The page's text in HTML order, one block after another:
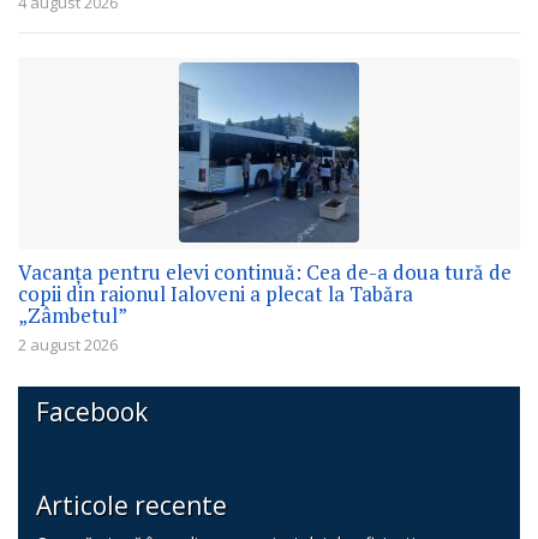
Vacanța pentru elevi continuă: Cea de-a doua tură de
copii din raionul Ialoveni a plecat la Tabăra
„Zâmbetul”
2 august 2026
Facebook
Articole recente